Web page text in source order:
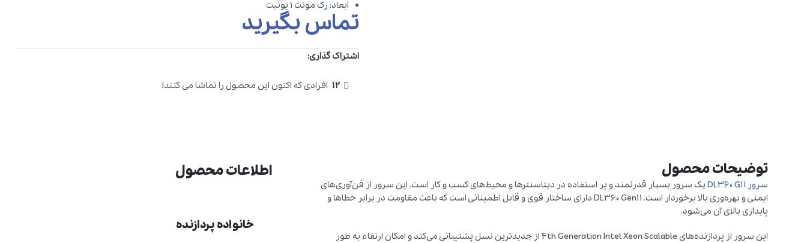
ابعاد: رک مونت 1 یونیت
تماس بگیرید
اشتراک گذاری:
12 افرادی که اکنون این محصول را تماشا می کنند!
توضیحات محصول
سرور DL360 G11
یک سرور بسیار قدرتمند و پر استفاده در دیتاسنترها و محیط‌های کسب و کار است. این سرور از فن‌آوری‌های
ایمنی و بهره‌وری بالا برخوردار است. DL360 Gen11 دارای ساختار قوی و قابل اطمینانی است که باعث مقاومت در برابر خطاها و
پایداری بالای آن می‌شود.
این سرور از پردازنده‌های 4th Generation Intel Xeon Scalable از جدیدترین نسل پشتیبانی می‌کند و امکان ارتقاء به طور
اطلاعات محصول
خانواده پردازنده